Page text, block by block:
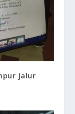
Jalur